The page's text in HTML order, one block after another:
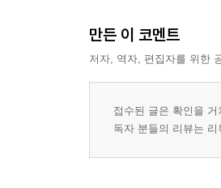
만든 이 코멘트
저자, 역자, 편집자를 위한
접수된 글은 확인을
독자 분들의 리뷰는